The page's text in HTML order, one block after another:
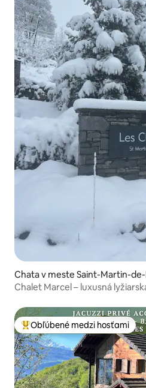
Chata v meste Saint-Martin-
Chalet Marcel – luxusná
Najobľúbenejšie medzi hosťami
Obľúbené medzi hosťami